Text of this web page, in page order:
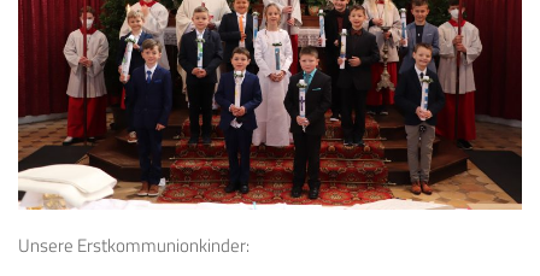
Unsere Erstkommunionkinder: